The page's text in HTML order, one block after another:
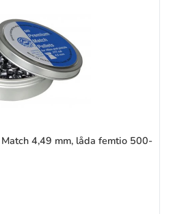
4,49 mm, låda femtio 500-